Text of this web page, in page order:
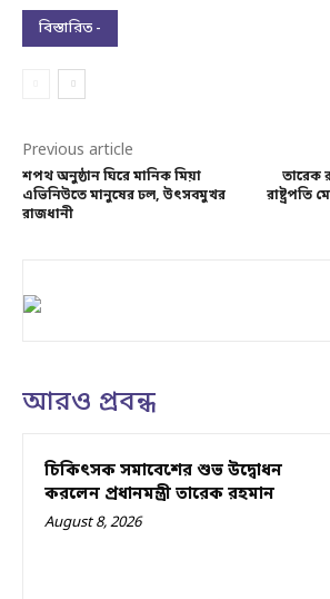
বিস্তারিত -
Previous article
শপথ অনুষ্ঠান ঘিরে মানিক মিয়া
এভিনিউতে মানুষের ঢল, উৎসবমুখর
রাজধানী
তারেক
আরও প্রবন্ধ
চিকিৎসক সমাবেশের শুভ উদ্বোধন
করলেন প্রধানমন্ত্রী তারেক রহমান
August 8, 2026